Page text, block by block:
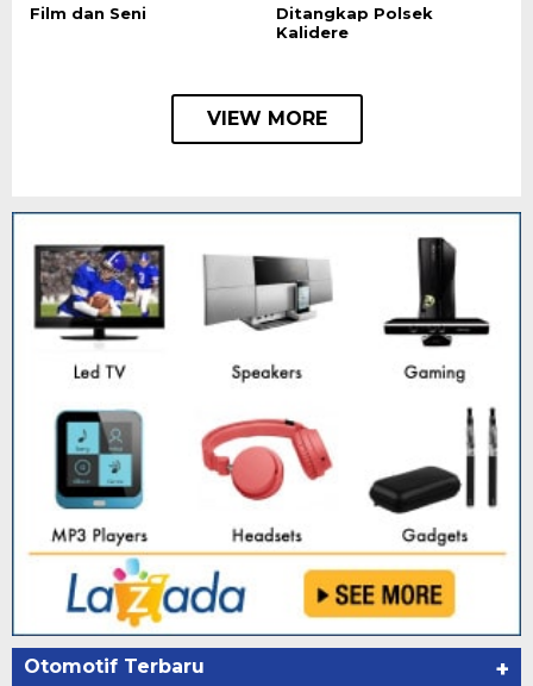
Film dan Seni
Ditangkap Polsek
Kalidere
VIEW MORE
Otomotif Terbaru +